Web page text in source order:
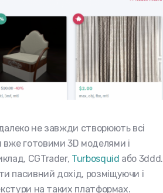
не завжди створюють всі
готовими 3D моделями і
CGTrader, Turbosquid або 3ddd.
пасивний дохід, розміщуючи і
на таких платформах.